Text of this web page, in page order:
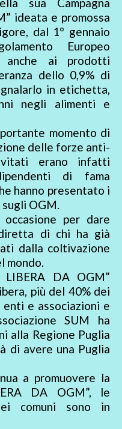
sua Campagna
ideata e promossa
dal 1° gennaio
Europeo
anche ai prodotti
dello 0,9% di
in etichetta,
negli alimenti e
momento di
delle forze anti-
erano infatti
di fama
hanno presentato i
OGM.
per dare
di chi ha già
dalla coltivazione
mondo.
LIBERA DA OGM”
più del 40% dei
e associazioni e
SUM ha
alla Regione Puglia
di avere una Puglia
a promuovere la
DA OGM”, le
comuni sono in